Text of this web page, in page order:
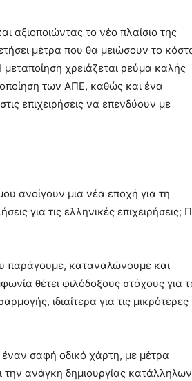
αξιοποιώντας το νέο πλαίσιο της
μέτρα που θα μειώσουν το
χρειάζεται ρεύμα καλής
των ΑΠΕ, καθώς και ένα
επιχειρήσεις να επενδύουν με
ανοίγουν μια νέα εποχή για τη
για τις ελληνικές επιχειρήσεις;
παράγουμε, καταναλώνουμε και
θέτει φιλόδοξους στόχους για
ιδιαίτερα για τις μικρότερες
έναν σαφή οδικό χάρτη, με μέτρα
την ανάγκη δημιουργίας κατάλληλων